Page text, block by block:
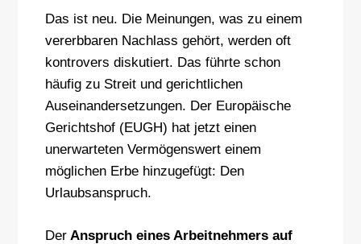
Das ist neu. Die Meinungen, was zu einem
vererbbaren Nachlass gehört, werden oft
kontrovers diskutiert. Das führte schon
häufig zu Streit und gerichtlichen
Auseinandersetzungen. Der Europäische
Gerichtshof (EUGH) hat jetzt einen
unerwarteten Vermögenswert einem
möglichen Erbe hinzugefügt: Den
Urlaubsanspruch.
DerAnspruch eines Arbeitnehmers auf